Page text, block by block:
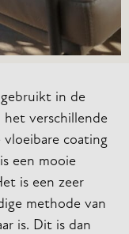
in de
het verschillende
coating
een mooie
is een zeer
methode van
is. Dit is dan